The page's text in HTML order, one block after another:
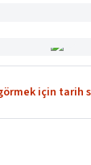
için tarih